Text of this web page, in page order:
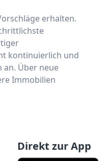
erhalten.
kontinuierlich und
an. Über neue
Immobilien
Direkt zur App